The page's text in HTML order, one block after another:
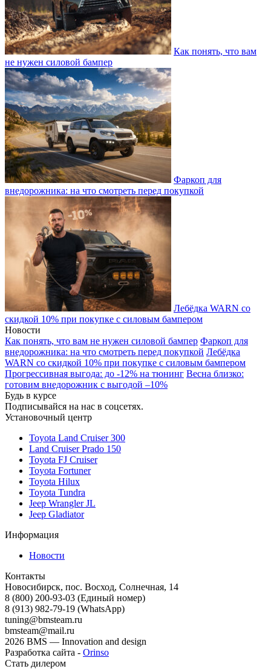
Как понять, что вам
не нужен силовой бампер
Фаркоп для
внедорожника: на что смотреть перед покупкой
Лебёдка WARN со
скидкой 10% при покупке с силовым бампером
Новости
Как понять, что вам не нужен силовой бампер Фаркоп для
внедорожника: на что смотреть перед покупкой Лебёдка
WARN со скидкой 10% при покупке с силовым бампером
Прогрессивная выгода: до -12% на тюнинг Весна близко:
готовим внедорожник с выгодой –10%
Будь в курсе
Подписывайся на нас в соцсетях.
Установочный центр
Toyota Land Cruiser 300
Land Cruiser Prado 150
Toyota FJ Cruiser
Toyota Fortuner
Toyota Hilux
Toyota Tundra
Jeep Wrangler JL
Jeep Gladiator
Информация
Новости
Контакты
Новосибирск, пос. Восход, Солнечная, 14
8 (800) 200-93-03 (Единый номер)
8 (913) 982-79-19 (WhatsApp)
tuning@bmsteam.ru
bmsteam@mail.ru
2026 BMS — Innovation and design
Разработка сайта - Orinso
Стать дилером